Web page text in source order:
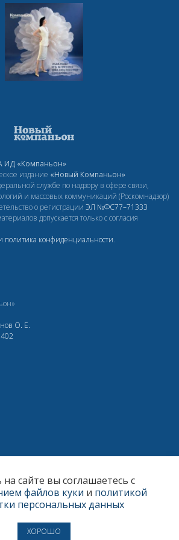
ИД «Компаньон»
издание «Новый Компаньон»
службе по надзору в сфере связи,
и массовых коммуникаций (Роскомнадзор)
о регистрации ЭЛ №ФС77–71333
допускается только с согласия
конфиденциальности.
О. Е.
на сайте вы соглашаетесь с
файлов куки и политикой
персональных данных
ХОРОШО